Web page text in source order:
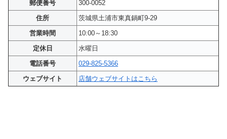
郵便番号
300-0052
住所
茨城県土浦市東真鍋町9-29
営業時間
10:00～18:30
定休日
水曜日
電話番号
029-825-5366
ウェブサイト
店舗ウェブサイトはこちら